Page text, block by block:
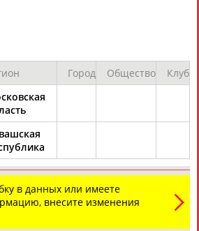
АБДУВАЛИЕВ
АБДУЛАЕВ
Камиль
АБДУЛАЗИЗОВ
Загалав
АБДУЛБЕКОВ
Город Общество Клуб
в данных или имеете
внесите изменения